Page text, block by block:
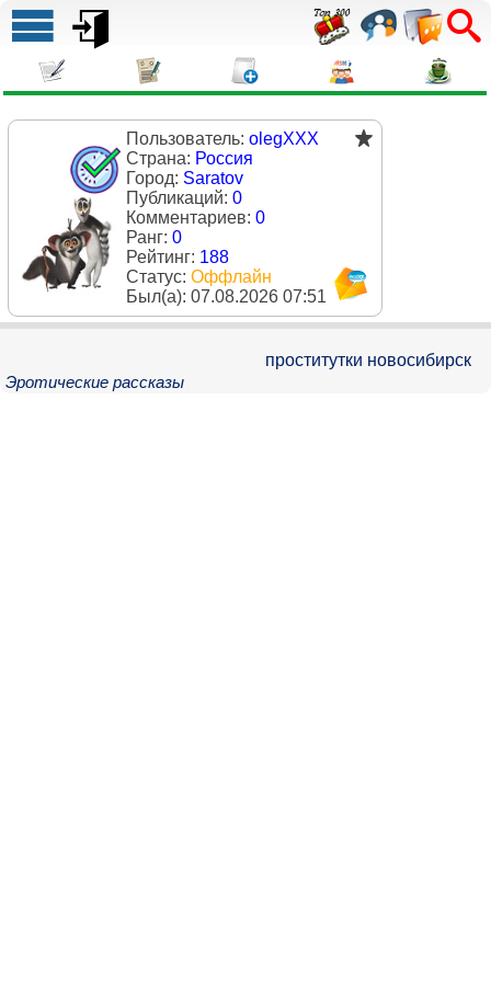
Пользователь: olegXXX
Страна: Россия
Город: Saratov
Публикаций: 0
Комментариев: 0
Ранг: 0
Рейтинг: 188
Статус: Оффлайн
Был(a): 07.08.2026 07:51
Эротические рассказы
проститутки новосибирск